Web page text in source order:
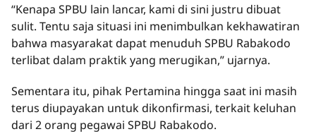
“Kenapa SPBU lain lancar, kami di sini justru dibuat
sulit. Tentu saja situasi ini menimbulkan kekhawatiran
bahwa masyarakat dapat menuduh SPBU Rabakodo
terlibat dalam praktik yang merugikan,” ujarnya.
Sementara itu, pihak Pertamina hingga saat ini masih
terus diupayakan untuk dikonfirmasi, terkait keluhan
dari 2 orang pegawai SPBU Rabakodo.